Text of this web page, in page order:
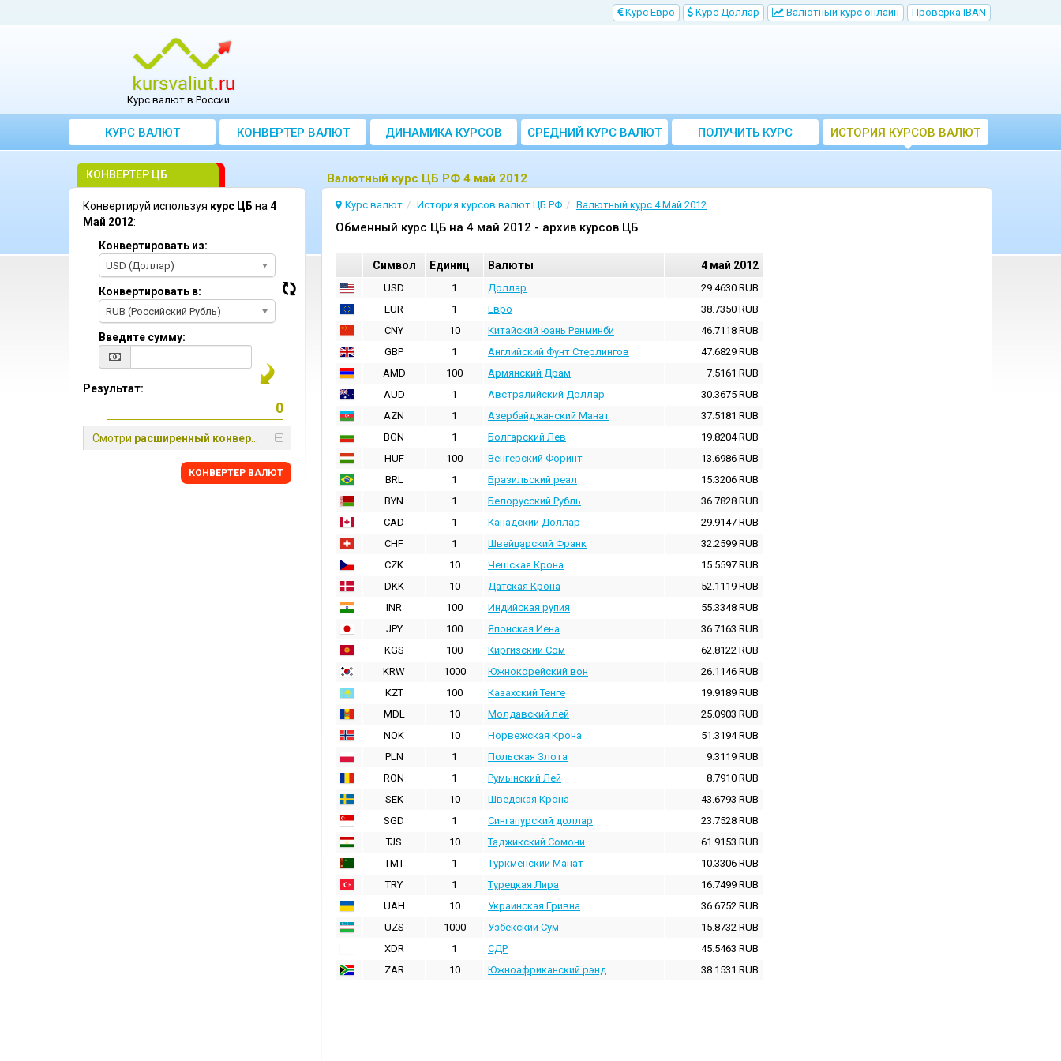
Kурс Евро Kурс Доллар Bалютный курс онлайн Проверка IBAN
Курс валют в России
КУРС ВАЛЮТ КОНВЕРТЕР ВАЛЮТ ДИНАМИКА КУРСОВ
CРЕДНИЙ КУРС ВАЛЮТ
ЗА МЕСЯЦ
ПОЛУЧИТЬ КУРС
ВАЛЮТ ЦБ
ИСТОРИЯ КУРСОВ ВАЛЮТ
ЦБ РФ
Bалютный курс ЦБ РФ 4 май 2012
Курс валют История курсов валют ЦБ РФ Валютный курс 4 Май 2012
Oбменный курс ЦБ на 4 май 2012 - архив курсов ЦБ
Cимвол Единиц Валюты 4 май 2012
USD 1 Доллар 29.4630 RUB
EUR
1 Евро 38.7350 RUB
CNY
10 Китайский юань Ренминби 46.7118 RUB
GBP
1 Английский Фунт Стерлингов 47.6829 RUB
AMD
100 Армянский Драм 7.5161 RUB
AUD
1 Австралийский Доллар 30.3675 RUB
AZN
1 Азербайджанский Манат 37.5181 RUB
BGN
1 Болгарский Лев 19.8204RUB
HUF
100 Венгерский Форинт 13.6986 RUB
BRL
1 Бразильский реал 15.3206 RUB
BYN
1 Белорусский Рубль 36.7828 RUB
CAD
1 Канадский Доллар 29.9147 RUB
CHF
1 Швейцарский Франк 32.2599 RUB
CZK
10 Чешская Крона 15.5597 RUB
DKK
10 Датская Крона 52.1119 RUB
INR
100 Индийская pупия 55.3348 RUB
JPY
100 Японская Иена 36.7163 RUB
KGS
100 Киргизский Сом 62.8122 RUB
KRW
1000 Южнокорейский вон 26.1146 RUB
KZT
100 Казахский Тенге 19.9189 RUB
MDL
10 Молдавский лей 25.0903 RUB
NOK
10 Норвежская Крона 51.3194RUB
PLN
1 Польская Злота 9.3119 RUB
RON
1 Румынский Лей 8.7910 RUB
SEK
10 Шведская Крона 43.6793 RUB
SGD
1 Сингапурский доллар 23.7528 RUB
TJS
10 Таджикский Сомони 61.9153 RUB
TMT
1 Туркменский Манат 10.3306 RUB
TRY
1 Турецкая Лира 16.7499 RUB
UAH
10 Украинская Гривна 36.6752 RUB
UZS
1000 Узбекский Сум 15.8732 RUB
XDR
1 СДР 45.5463 RUB
ZAR
10 Южноафриканский рэнд 38.1531 RUB
КОНВЕРТЕР ЦБ
Конвертируй используя курс ЦБ на 4
Май 2012:
Конвертировать из:
USD (Доллар)
Конвертировать в:
RUB (Российский Рубль)
Введите сумму:
Результат:
Смотри расширенный конвертер
КОНВЕРТЕР ВАЛЮТ